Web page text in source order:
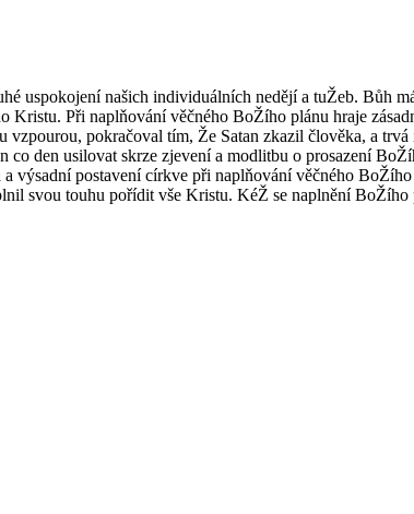
uspokojení našich individuálních nedějí a tuŽeb. Bůh
Kristu. Při naplňování věčného BoŽího plánu hraje
vzpourou, pokračoval tím, Že Satan zkazil člověka, a
den usilovat skrze zjevení a modlitbu o prosazení
výsadní postavení církve při naplňování věčného
svou touhu pořídit vše Kristu. KéŽ se naplnění